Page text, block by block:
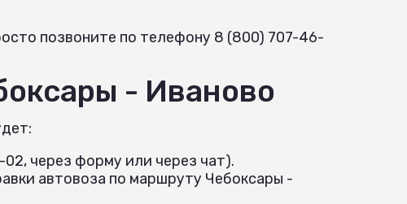
позвоните по телефону 8 (800) 707-46-
- Иваново
через форму или через чат).
автовоза по маршруту Чебоксары -